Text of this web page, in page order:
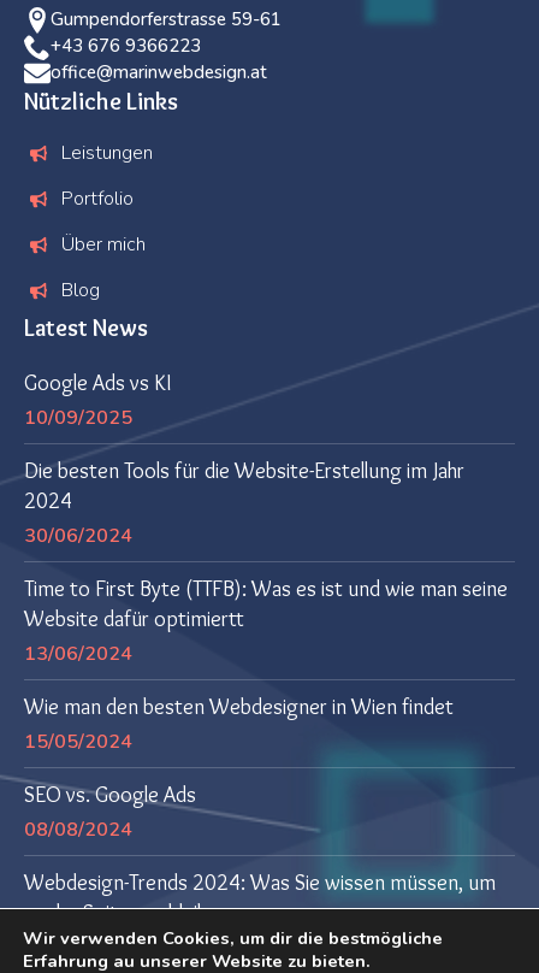
Gumpendorferstrasse 59-61
+43 676 9366223
office@marinwebdesign.at
Nützliche Links
Leistungen
Portfolio
Über mich
Blog
Latest News
Google Ads vs KI
10/09/2025
Die besten Tools für die Website-Erstellung im Jahr
2024
30/06/2024
Time to First Byte (TTFB): Was es ist und wie man seine
Website dafür optimiertt
13/06/2024
Wie man den besten Webdesigner in Wien findet
15/05/2024
SEO vs. Google Ads
08/08/2024
Webdesign-Trends 2024: Was Sie wissen müssen, um
an der Spitze zu bleiben
04/07/2024
Wir verwenden Cookies, um dir die bestmögliche
Erfahrung au unserer Website zu bieten.